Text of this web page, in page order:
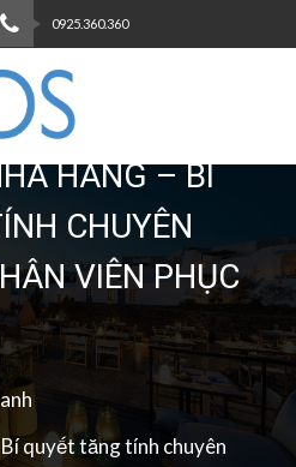
0925.360.360
HÀNG – BÍ
CHUYÊN
VIÊN PHỤC
quyết tăng tính chuyên